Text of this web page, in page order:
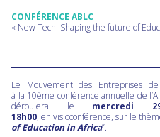
CONFÉRENCE ABLC
« New Tech: Shaping the future of
Le Mouvement des Entreprises
à la 10ème conférence annuelle de
déroulera le mercredi
18h00, en visioconférence, sur le
of Education in Africa”.